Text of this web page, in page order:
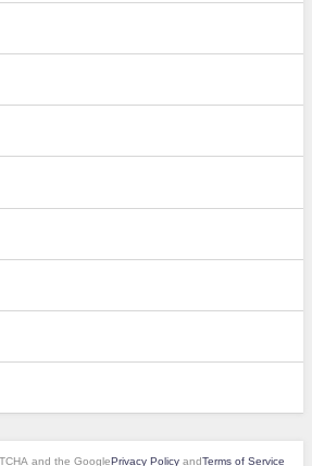
and the GooglePrivacy Policy andTerms of Service